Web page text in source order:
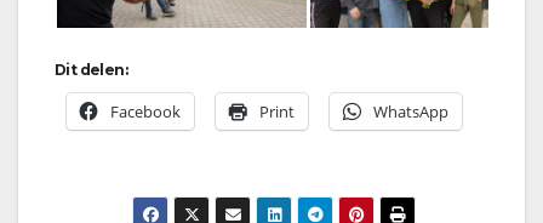
Dit delen:
Facebook Print WhatsApp